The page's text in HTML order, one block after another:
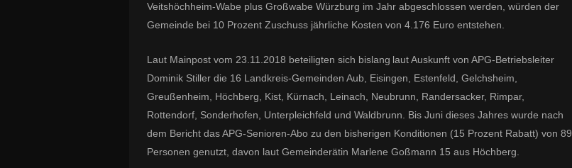
Veitshöchheim-Wabe plus Großwabe Würzburg im Jahr abgeschlossen werden, würden der
Gemeinde bei 10 Prozent Zuschuss jährliche Kosten von 4.176 Euro entstehen.
Laut Mainpost vom 23.11.2018 beteiligten sich bislang laut Auskunft von APG-Betriebsleiter
Dominik Stiller die 16 Landkreis-Gemeinden Aub, Eisingen, Estenfeld, Gelchsheim,
Greußenheim, Höchberg, Kist, Kürnach, Leinach, Neubrunn, Randersacker, Rimpar,
Rottendorf, Sonderhofen, Unterpleichfeld und Waldbrunn. Bis Juni dieses Jahres wurde nach
dem Bericht das APG-Senioren-Abo zu den bisherigen Konditionen (15 Prozent Rabatt) von 89
Personen genutzt, davon laut Gemeinderätin Marlene Goßmann 15 aus Höchberg.